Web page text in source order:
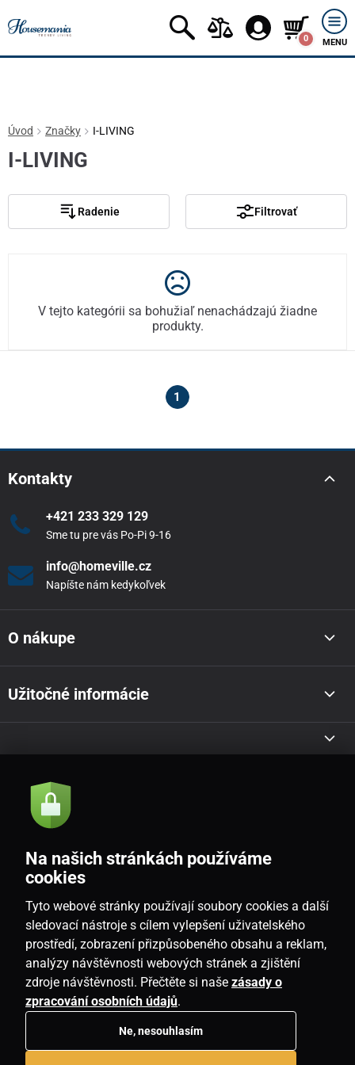
0 MENU
Úvod Značky I-LIVING
I-LIVING
Radenie Filtrovať
V tejto kategórii sa bohužiaľ nenachádzajú žiadne
produkty.
1
Kontakty
+421 233 329 129
Sme tu pre vás Po-Pi 9-16
info@homeville.cz
Napíšte nám kedykoľvek
O nákupe
Užitočné informácie
Akcie a novinky e-mailom
Souhlasím sezásadami zpracování osobních údajů
SK
Na našich stránkách používáme
cookies
Tyto webové stránky používají soubory cookies a další
sledovací nástroje s cílem vylepšení uživatelského
prostředí, zobrazení přizpůsobeného obsahu a reklam,
analýzy návštěvnosti webových stránek a zjištění
zdroje návštěvnosti. Přečtěte si naše zásady o
zpracování osobních údajů.
Ne, nesouhlasím